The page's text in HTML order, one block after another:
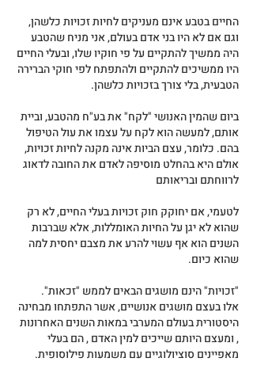
החיים בטבע אינם מעניקים לחיות זכויות כלשהן,
וגם אם לא היו בני אדם בעולם, אני מניח שהטבע
היה ממשיך להתקיים על פי חוקיו שלו, ובעלי החיים
היו ממשיכים להתקיים ולהתפתח לפי חוקי הברירה
הטבעית, בלי צורך בזכויות כלשהן.
ביום שהמין האנושי "לקח" את בע"ח מהטבע, וביית
אותם, למעשה הוא לקח על עצמו את עול הטיפול
בהם. כלומר, עצם הביות אינה מקנה לחיות זכויות,
אולם היא בהחלט מוסיפה לאדם את החובה לדאוג
לרווחתם ובריאותם
לטעמי, אם יחוקק חוק זכויות בעלי החיים, לא רק
שהוא לא יגן על החיות האומללות, אלא שברבות
השנים הוא אף עשוי להרע את מצבם יחסית למה
שהוא כיום.
"זכויות" הינם מושגים הבאים לממש "זכאות".
אלו בעצם מושגים אנושיים, אשר התפתחו מבחינה
היסטורית בעולם המערבי במאות השנים האחרונות
, ומעצם היותם שייכים למין האדם , הם בעלי
מאפיינים סוציולוגיים עם משמעות פילוסופית.